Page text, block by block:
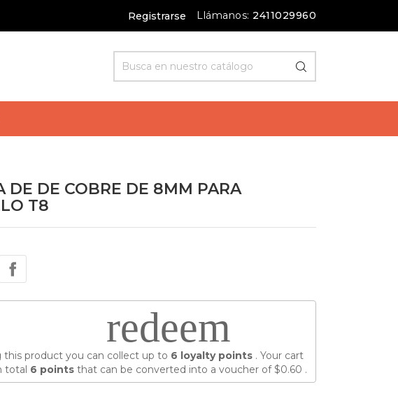
Registrarse Llámanos: 2411029960
DE DE COBRE DE 8MM PARA
T8
redeem
this product you can collect up to 6 loyalty points. Your cart
total 6 pointsthat can be converted into a voucher of$0.60 .